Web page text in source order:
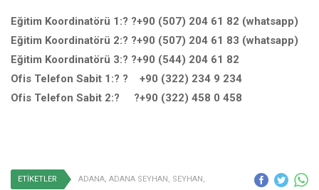
Eğitim Koordinatörü 1:? ?+90 (507) 204 61 82 (whatsapp)
Eğitim Koordinatörü 2:? ?+90 (507) 204 61 83 (whatsapp)
Eğitim Koordinatörü 3:? ?+90 (544) 204 61 82
Ofis Telefon Sabit 1:? ? +90 (322) 234 9 234
Ofis Telefon Sabit 2:? ?+90 (322) 458 0 458
ETİKETLER ADANA, ADANA SEYHAN, SEYHAN,